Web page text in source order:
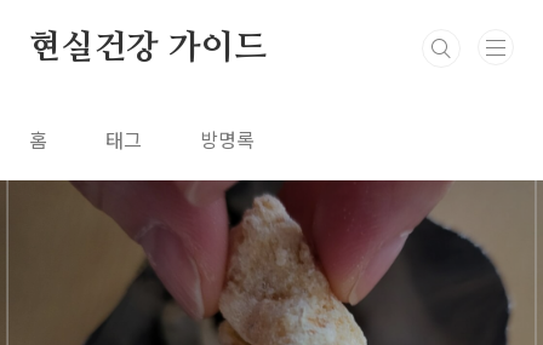
현실건강 가이드
홈 태그 방명록